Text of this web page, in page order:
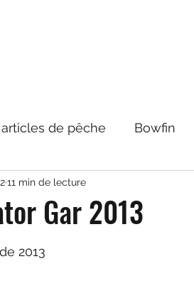
articles de pêche Bowfin
Pêche en eau salée
Gar 2013
11 min de lecture
2013